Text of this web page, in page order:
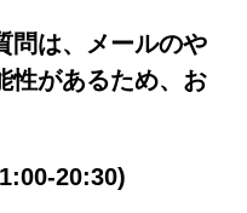
問は、メールのや
性があるため、お
20:30)